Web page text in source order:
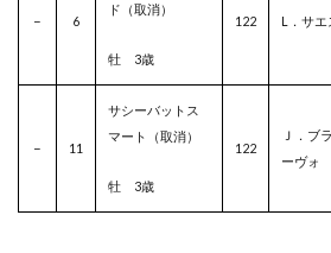
– 6
ド（取消）
牡 3歳
122 L．サエ
– 11
サシーバットス
マート（取消）
牡 3歳
122
Ｊ．ブラ
ーヴォ